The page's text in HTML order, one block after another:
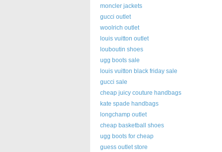
moncler jackets
gucci outlet
woolrich outlet
louis vuitton outlet
louboutin shoes
ugg boots sale
louis vuitton black friday sale
gucci sale
cheap juicy couture handbags
kate spade handbags
longchamp outlet
cheap basketball shoes
ugg boots for cheap
guess outlet store